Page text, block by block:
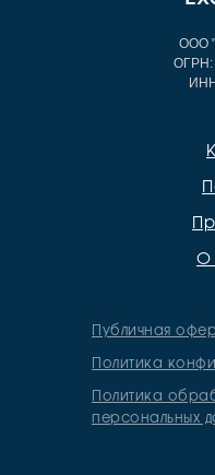
О
ООО
ОГРН:
Публичная
Политика
Политика
персональных